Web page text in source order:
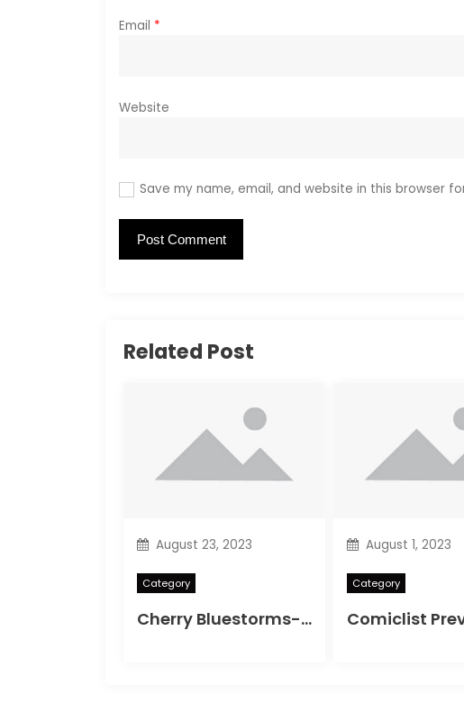
Email *
Website
Save my name, email, and website in this browser
Related Post
August 23, 2023
Category
Cherry Bluestorms-Badpenny Opera
August 1, 2023
Category